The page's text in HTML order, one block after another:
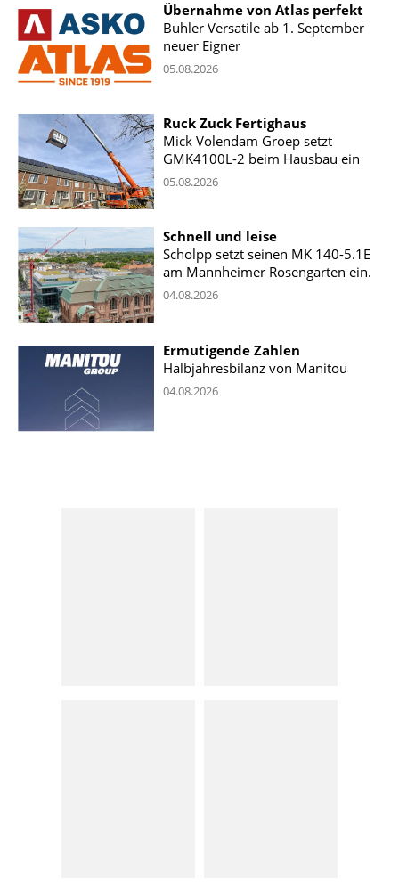
Übernahme von Atlas perfekt
Buhler Versatile ab 1. September
neuer Eigner
05.08.2026
Ruck Zuck Fertighaus
Mick Volendam Groep setzt
GMK4100L-2 beim Hausbau ein
05.08.2026
Schnell und leise
Scholpp setzt seinen MK 140-5.1E
am Mannheimer Rosengarten ein.
04.08.2026
Ermutigende Zahlen
Halbjahresbilanz von Manitou
04.08.2026